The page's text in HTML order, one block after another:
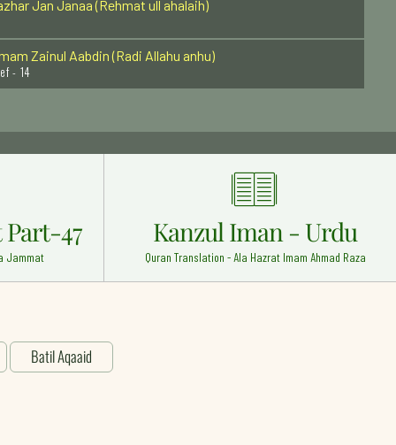
Zainul Aabdin (Radi Allahu anhu)
- 14
Bari Sarkar Rehmat Ullah Alaih
Muhammad Baqi Billa Razi Allah Anhu
Baba Fakhruddin Soharwardi Rehmat Ullah Alaih
- 11
Saleem Chishti Rahmat ullah Alaih
- 7
47
Jammat
Kanzul Iman - Urdu
Quran Translation - Ala Hazrat Imam Ahmad Raza
Batil Aqaaid
Naatse-Nijaat Books